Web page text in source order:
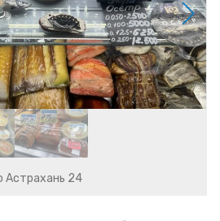
Астрахань 24